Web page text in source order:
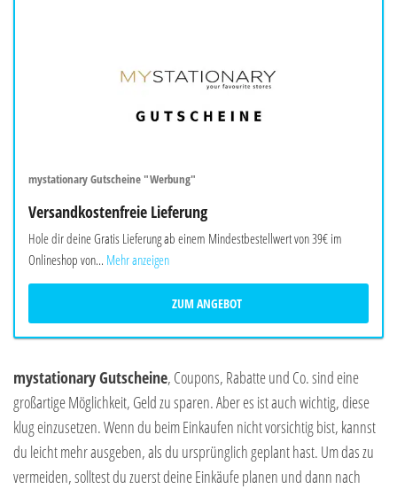
mystationary Gutscheine "Werbung"
Versandkostenfreie Lieferung
Hole dir deine Gratis Lieferung ab einem Mindestbestellwert von 39€ im
Onlineshop von... Mehr anzeigen
ZUM ANGEBOT
mystationary Gutscheine, Coupons, Rabatte und Co. sind eine
großartige Möglichkeit, Geld zu sparen. Aber es ist auch wichtig, diese
klug einzusetzen. Wenn du beim Einkaufen nicht vorsichtig bist, kannst
du leicht mehr ausgeben, als du ursprünglich geplant hast. Um das zu
vermeiden, solltest du zuerst deine Einkäufe planen und dann nach